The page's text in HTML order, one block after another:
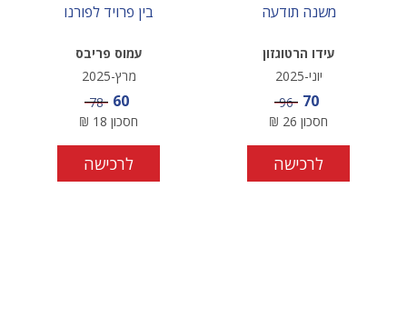
משנה תודעה
עידו הרטוגזון
יוני-2025
מחיר מבצע
70 מחיר
96
חסכון 26
₪
לרכישה
בין פרויד לפורנו
עמוס פריבס
מרץ-2025
מחיר מבצע
60 מחיר
78
חסכון 18
₪
לרכישה